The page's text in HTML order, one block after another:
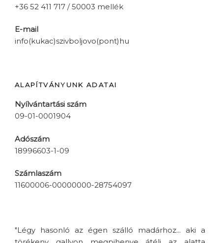
+36 52 411 717 / 50003 mellék
E-mail
info(kukac)szivboljovo(pont)hu
ALAPÍTVÁNYUNK ADATAI
Nyílvántartási szám
09-01-0001904
Adószám
18996603-1-09
Számlaszám
11600006-00000000-28754097
"Légy hasonló az égen szálló madárhoz... aki a